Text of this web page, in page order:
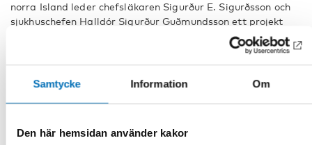
Samtycke Information Om
Den här hemsidan använder kakor
norra Island leder chefsläkaren Sigurður E. Sigurðsson och
sjukhuschefen Halldór Sigurður Guðmundsson ett projekt
distanslösningar utifrån regional sjukvård och kommunal
omsorg. Islänningarna kommer också att presentera en ny
samverkansstruktur byggt kring ett center för
välfärdsteknologi och e-hälsa för digital transformation av
helse Agder 2030. Han berättar om framtida organisering